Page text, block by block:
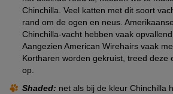
Chinchilla. Veel katten met dit soort
rand om de ogen en neus.
Chinchilla-vacht hebben vaak
Aangezien American Wirehairs vaak
Kortharen worden gekruist, treed deze
op.
Shaded: net als bij de kleur Chinchilla